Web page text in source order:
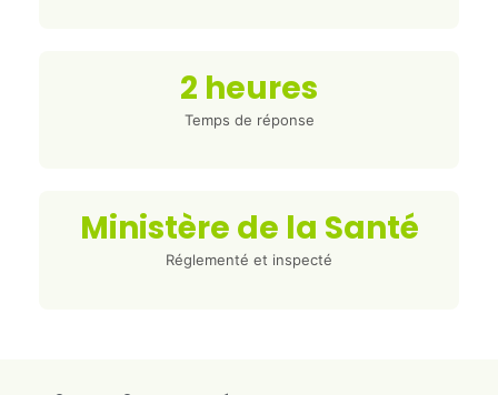
2 heures
Temps de réponse
Ministère de la Santé
Réglementé et inspecté